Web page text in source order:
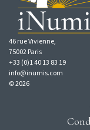
46 rue Vivienne,
75002 Paris
+33 (0)1 40 13 83 19
info@inumis.com
© 2026